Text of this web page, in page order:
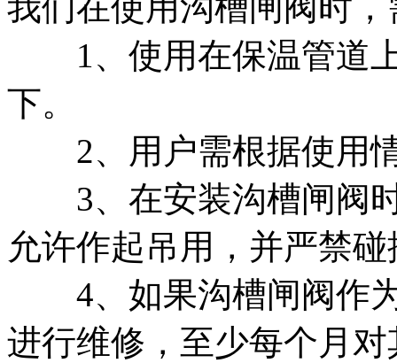
我们在使用沟槽闸阀时
1、使用在保温管道上
下。
2、用户需根据使用情
3、在安装沟槽闸阀时
允许作起吊用，并严禁碰
4、如果沟槽闸阀作为
进行维修，至少每个月